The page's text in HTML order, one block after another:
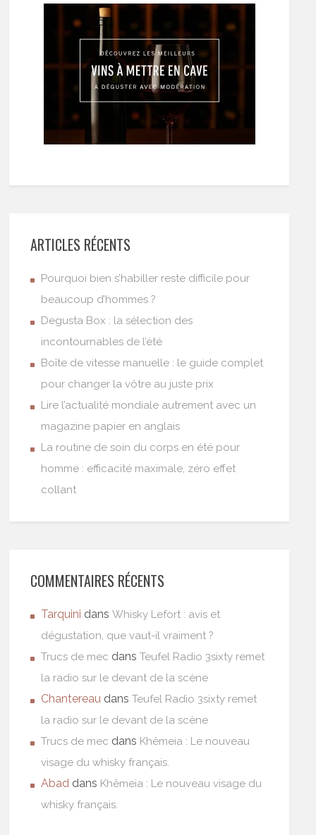
ARTICLES RÉCENTS
Pourquoi bien s’habiller reste difficile pour
beaucoup d’hommes ?
Degusta Box : la sélection des
incontournables de l’été
Boîte de vitesse manuelle : le guide complet
pour changer la vôtre au juste prix
Lire l’actualité mondiale autrement avec un
magazine papier en anglais
La routine de soin du corps en été pour
homme : efficacité maximale, zéro effet
collant
COMMENTAIRES RÉCENTS
Tarquini dansWhisky Lefort : avis et
dégustation, que vaut-il vraiment ?
Trucs de mec dansTeufel Radio 3sixty remet
la radio sur le devant de la scène
Chantereau dansTeufel Radio 3sixty remet
la radio sur le devant de la scène
Trucs de mec dans Khêmeia : Le nouveau
visage du whisky français.
Abad dans Khêmeia : Le nouveau visage du
whisky français.